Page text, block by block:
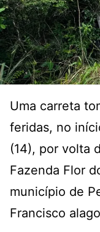
Uma carreta
feridas, no
(14), por volta
Fazenda Flor
município de
Francisco